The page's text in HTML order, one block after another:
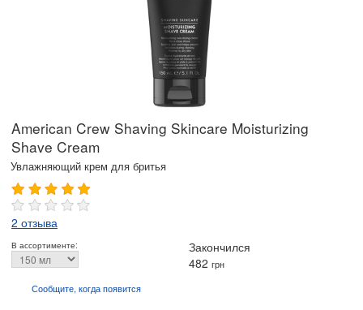
American Crew Shaving Skincare Moisturizing
Shave Cream
Увлажняющий крем для бритья
2 отзыва
В ассортименте:
Закончился
482 грн
Сообщите, когдапоявится